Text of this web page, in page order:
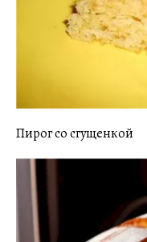
Пирог со сгущенкой